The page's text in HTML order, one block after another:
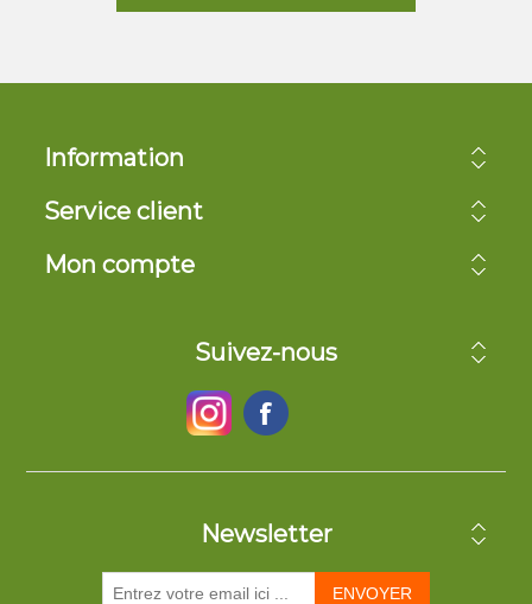
Information
Service client
Mon compte
Suivez-nous
Newsletter
ENVOYER